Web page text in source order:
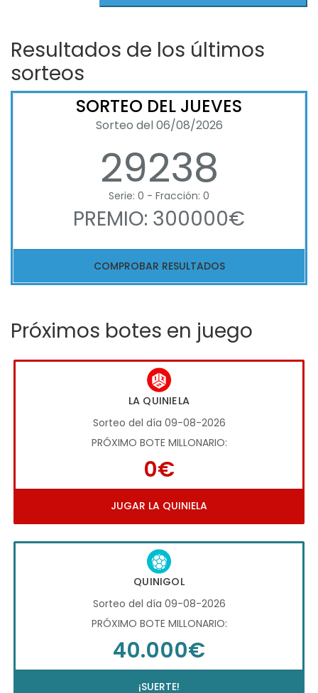
Resultados de los últimos
sorteos
SORTEO DEL JUEVES
Sorteo del 06/08/2026
29238
Serie: 0 - Fracción: 0
PREMIO: 300000€
COMPROBAR RESULTADOS
Próximos botes en juego
LA QUINIELA
Sorteo del día 09-08-2026
PRÓXIMO BOTE MILLONARIO:
0€
JUGAR LA QUINIELA
QUINIGOL
Sorteo del día 09-08-2026
PRÓXIMO BOTE MILLONARIO:
40.000€
¡SUERTE!